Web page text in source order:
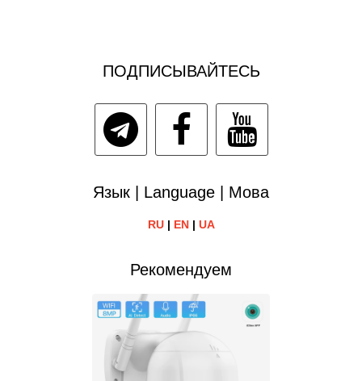
ПОДПИСЫВАЙТЕСЬ
Язык | Language | Мова
RU| EN| UA
Рекомендуем